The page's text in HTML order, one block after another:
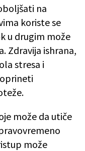
na
koriste se
u drugim može
Zdravija ishrana,
stresa i
može da utiče
može